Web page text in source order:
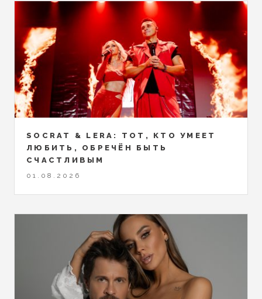
SOCRAT & LERA: ТОТ, КТО УМЕЕТ
ЛЮБИТЬ, ОБРЕЧЁН БЫТЬ
СЧАСТЛИВЫМ
01.08.2026